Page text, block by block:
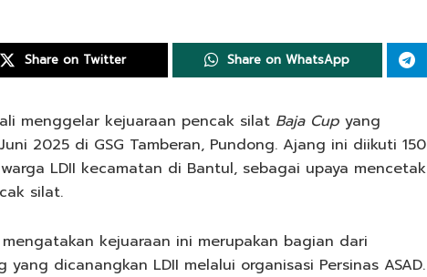
Share on Twitter Share on WhatsApp
menggelar kejuaraan pencak silat Baja Cup yang
2025 di GSG Tamberan, Pundong. Ajang ini diikuti 150
LDII kecamatan di Bantul, sebagai upaya mencetak
silat.
kejuaraan ini merupakan bagian dari
dicanangkan LDII melalui organisasi Persinas ASAD.